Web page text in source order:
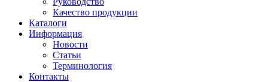
Качество продукции
Каталоги
Информация
Новости
Статьи
Терминология
Контакты